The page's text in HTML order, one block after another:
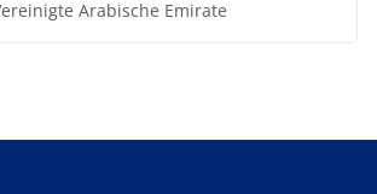
Arabische Emirate